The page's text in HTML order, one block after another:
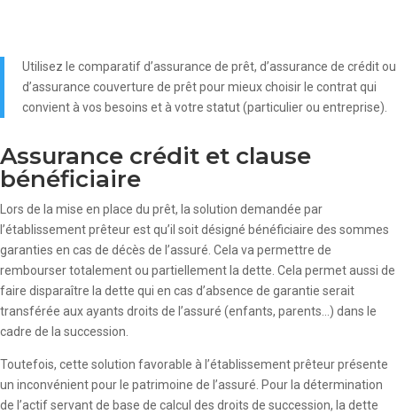
Utilisez le comparatif d’assurance de prêt, d’assurance de crédit ou
d’assurance couverture de prêt pour mieux choisir le contrat qui
convient à vos besoins et à votre statut (particulier ou entreprise).
Assurance crédit et clause
bénéficiaire
Lors de la mise en place du prêt, la solution demandée par
l’établissement prêteur est qu’il soit désigné bénéficiaire des sommes
garanties en cas de décès de l’assuré. Cela va permettre de
rembourser totalement ou partiellement la dette. Cela permet aussi de
faire disparaître la dette qui en cas d’absence de garantie serait
transférée aux ayants droits de l’assuré (enfants, parents…) dans le
cadre de la succession.
Toutefois, cette solution favorable à l’établissement prêteur présente
un inconvénient pour le patrimoine de l’assuré. Pour la détermination
de l’actif servant de base de calcul des droits de succession, la dette